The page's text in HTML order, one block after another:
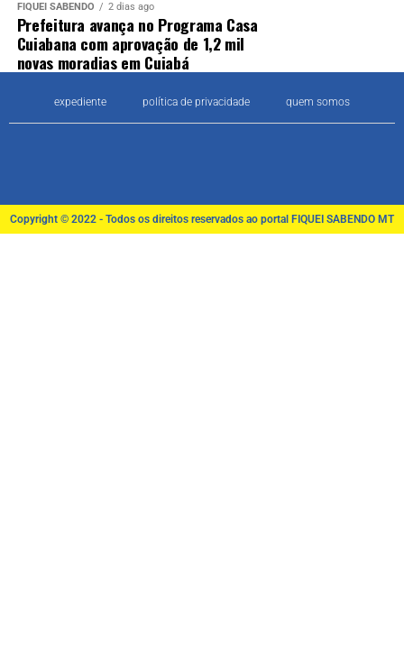
FIQUEI SABENDO 2 dias ago
Prefeitura avança no Programa Casa
Cuiabana com aprovação de 1,2 mil
novas moradias em Cuiabá
expediente política de privacidade quem somos
Copyright © 2022 - Todos os direitos reservados ao portal FIQUEI SABENDO MT